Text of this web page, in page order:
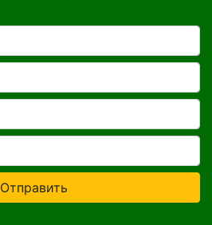
Отправить